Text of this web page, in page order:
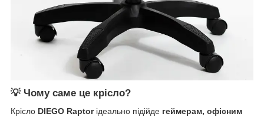
💡 Чому саме це крісло?
Крісло DIEGO Raptorідеально підійде геймерам, офісним